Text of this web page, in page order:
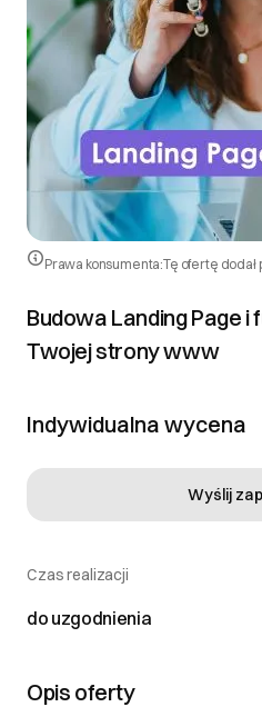
Prawa konsumenta:Tę ofertę dodał
Budowa Landing Page i
Twojej strony www
Indywidualna wycena
Czas realizacji
do uzgodnienia
Wyślij
Opis oferty